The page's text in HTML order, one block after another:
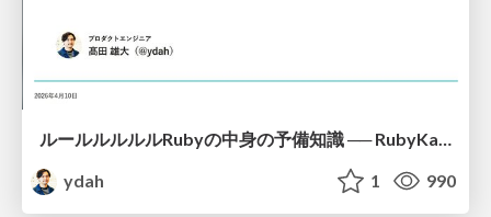
ルールルルルルRubyの中身の予備知識 ── RubyKaigiの前に予習しなイカ？
ydah
1 990